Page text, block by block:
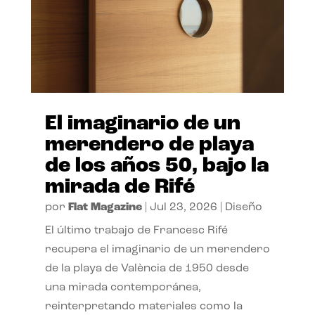
El imaginario de un
merendero de playa
de los años 50, bajo la
mirada de Rifé
por Flat Magazine| Jul 23, 2026 Diseño
El último trabajo de Francesc Rifé
recupera el imaginario de un merendero
de la playa de València de 1950 desde
una mirada contemporánea,
reinterpretando materiales como la